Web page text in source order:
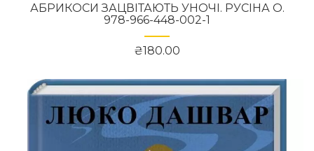
АБРИКОСИ ЗАЦВІТАЮТЬ УНОЧІ. РУСІНА О.
978-966-448-002-1
₴180.00